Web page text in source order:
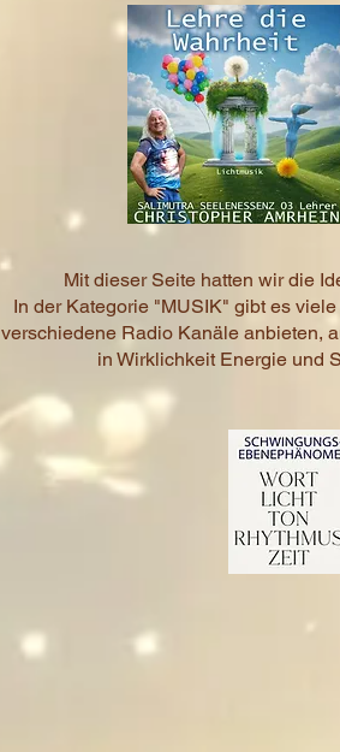
Mit dieser Seite hatten wir die
In der Kategorie "MUSIK" gibt es
verschiedene Radio Kanäle anbieten,
in Wirklichkeit Energie und